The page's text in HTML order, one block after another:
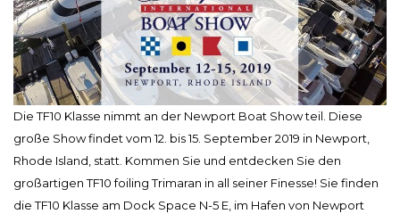
Die TF10 Klasse nimmt an der Newport Boat Show teil. Diese
große Show findet vom 12. bis 15. September 2019 in Newport,
Rhode Island, statt. Kommen Sie und entdecken Sie den
großartigen TF10 foiling Trimaran in all seiner Finesse! Sie finden
die TF10 Klasse am Dock Space N-5 E, im Hafen von Newport